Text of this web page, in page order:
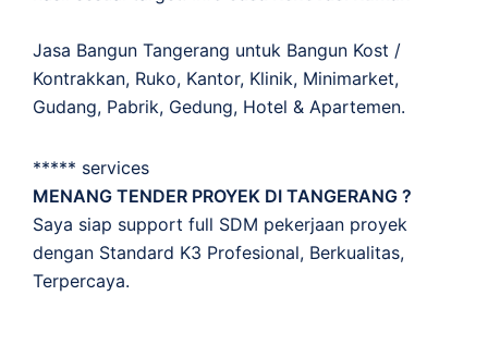
Jasa Bangun Tangerang untuk Bangun Kost /
Kontrakkan, Ruko, Kantor, Klinik, Minimarket,
Gudang, Pabrik, Gedung, Hotel & Apartemen.
***** services
MENANG TENDER PROYEK DI TANGERANG ?
Saya siap support full SDM pekerjaan proyek
dengan Standard K3 Profesional, Berkualitas,
Terpercaya.